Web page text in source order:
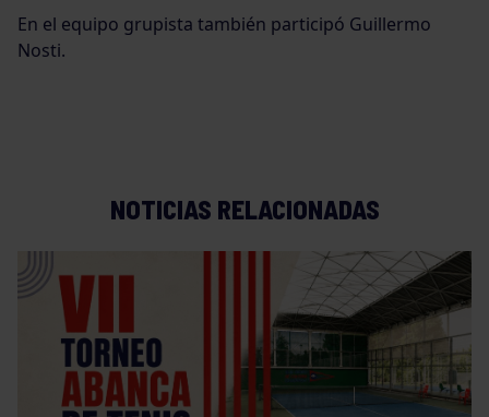
En el equipo grupista también participó Guillermo
Nosti.
NOTICIAS RELACIONADAS